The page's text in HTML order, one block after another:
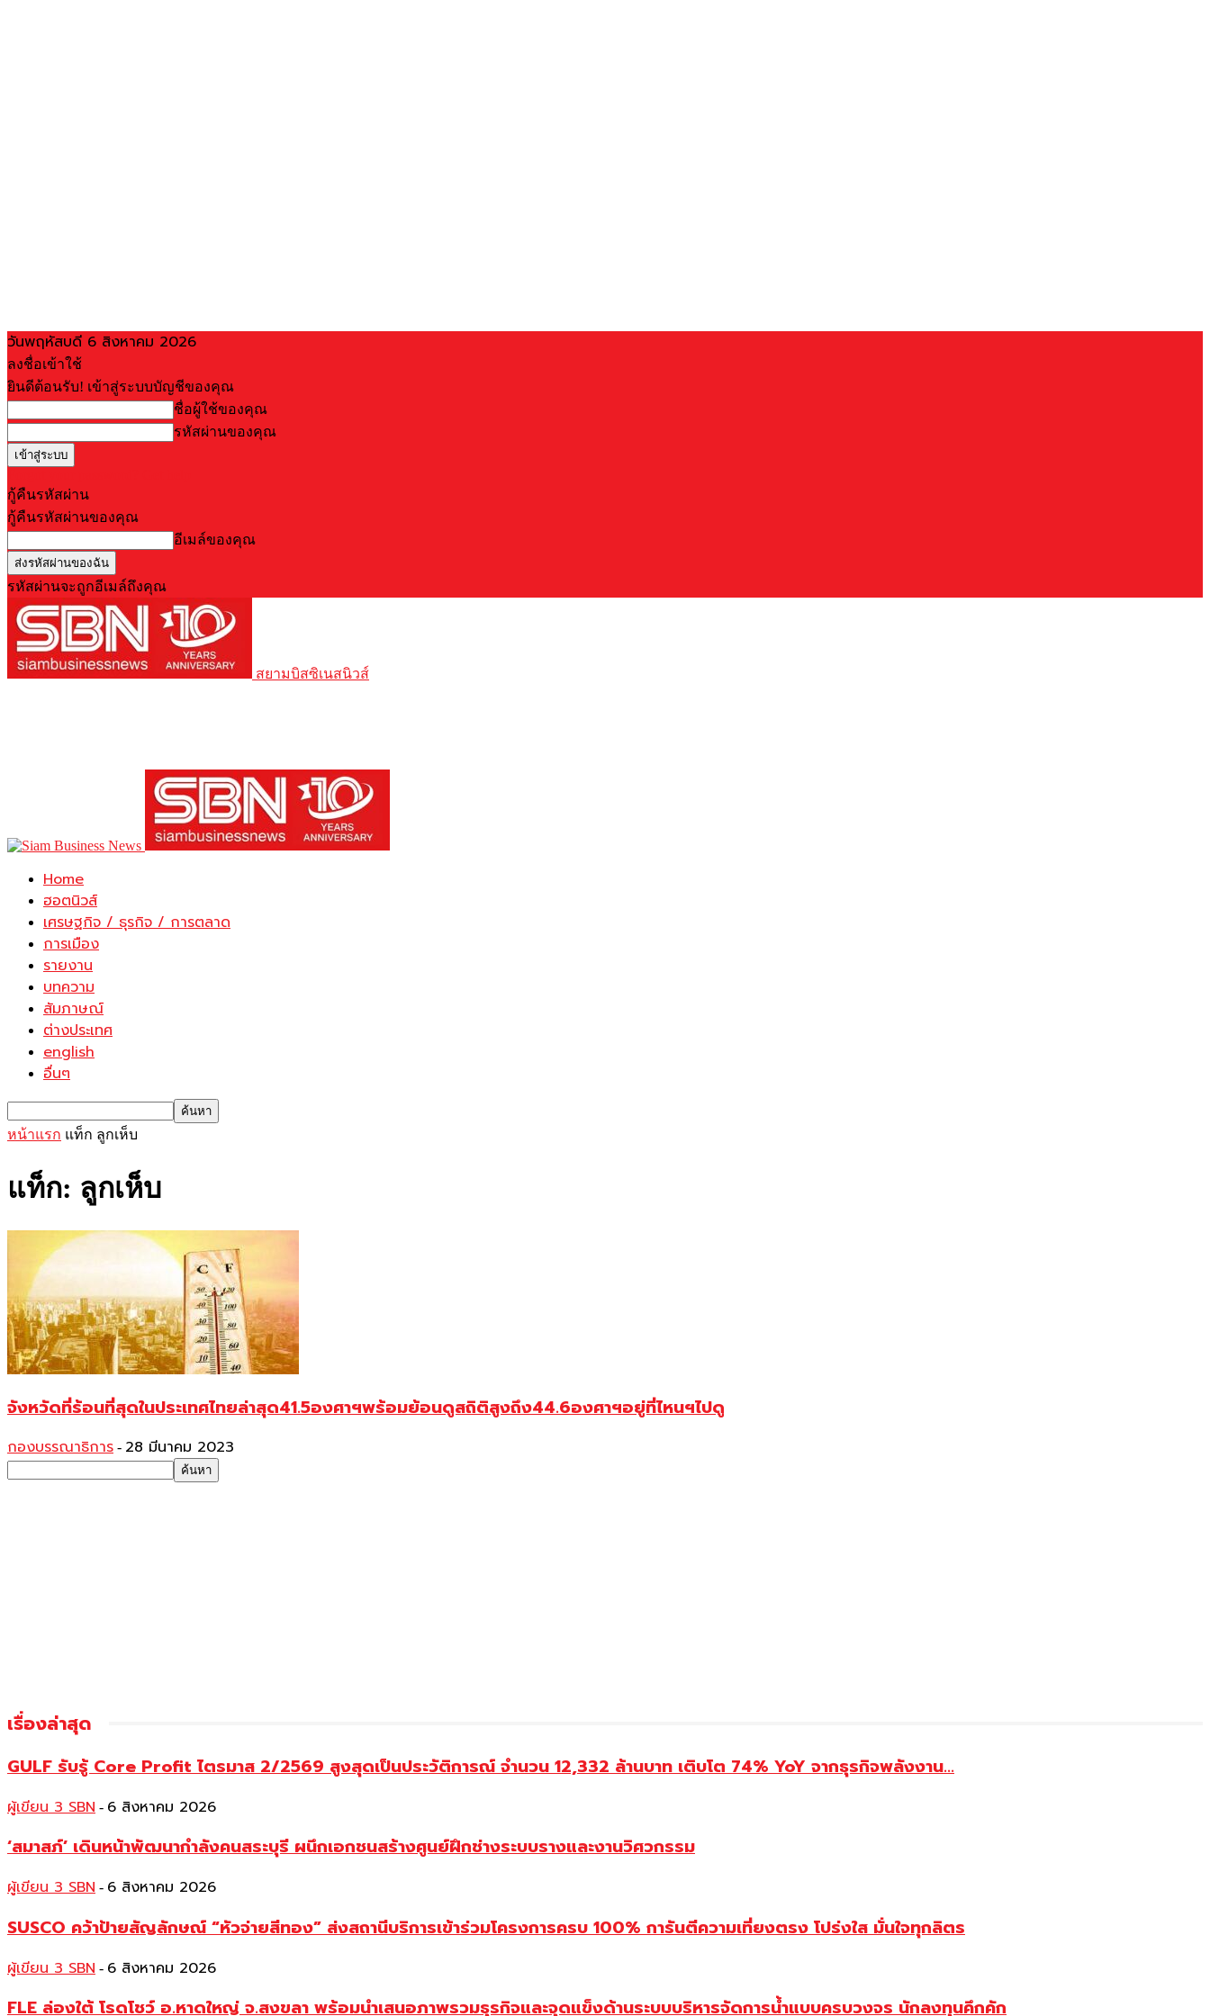
วันพฤหัสบดี 6 สิงหาคม 2026
ลงชื่อเข้าใช้
ยินดีต้อนรับ! เข้าสู่ระบบบัญชีของคุณ
ชื่อผู้ใช้ของคุณ
รหัสผ่านของคุณ
กู้คืนรหัสผ่าน
กู้คืนรหัสผ่านของคุณ
อีเมล์ของคุณ
รหัสผ่านจะถูกอีเมล์ถึงคุณ
สยามบิสซิเนสนิวส์
Home
ฮอตนิวส์
เศรษฐกิจ / ธุรกิจ / การตลาด
การเมือง
รายงาน
บทความ
สัมภาษณ์
ต่างประเทศ
english
อื่นๆ
หน้าแรก แท็ก ลูกเห็บ
แท็ก: ลูกเห็บ
จังหวัดที่ร้อนที่สุดในประเทศไทยล่าสุด41.5องศาฯพร้อมย้อนดูสถิติสูงถึง44.6องศาฯอยู่ที่ไหนฯไปดู
กองบรรณาธิการ - 28 มีนาคม 2023
เรื่องล่าสุด
GULF รับรู้ Core Profit ไตรมาส 2/2569 สูงสุดเป็นประวัติการณ์ จำนวน 12,332 ล้านบาท เติบโต 74% YoY จากธุรกิจพลังงาน...
ผู้เขียน 3 SBN - 6 สิงหาคม 2026
‘สมาสภ์’ เดินหน้าพัฒนากำลังคนสระบุรี ผนึกเอกชนสร้างศูนย์ฝึกช่างระบบรางและงานวิศวกรรม
ผู้เขียน 3 SBN - 6 สิงหาคม 2026
SUSCO คว้าป้ายสัญลักษณ์ “หัวจ่ายสีทอง” ส่งสถานีบริการเข้าร่วมโครงการครบ 100% การันตีความเที่ยงตรง โปร่งใส มั่นใจทุกลิตร
ผู้เขียน 3 SBN - 6 สิงหาคม 2026
FLE ล่องใต้ โรดโชว์ อ.หาดใหญ่ จ.สงขลา พร้อมนำเสนอภาพรวมธุรกิจและจุดแข็งด้านระบบบริหารจัดการน้ำแบบครบวงจร นักลงทุนคึกคัก